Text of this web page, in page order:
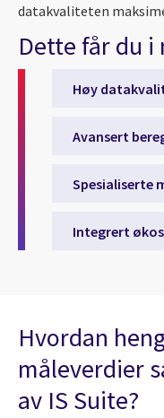
datakvaliteten
Dette får du i
Høy
Avansert
Spesialiserte
Integrert
Hvordan
måleverdier
av IS Suite?